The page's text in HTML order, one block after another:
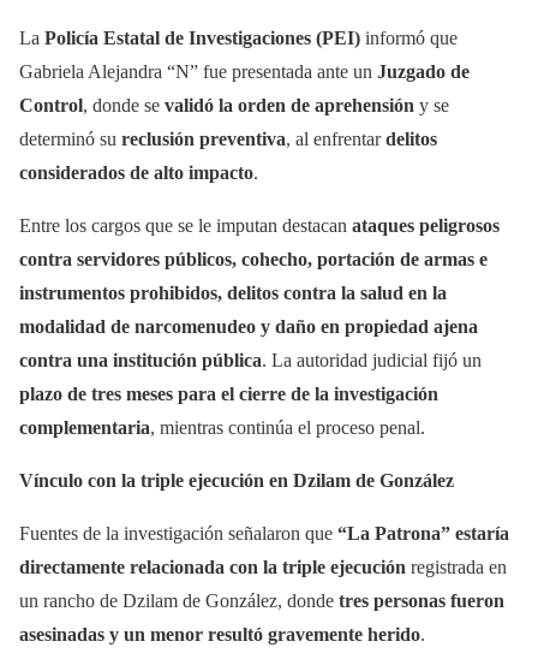
La Policía Estatal de Investigaciones (PEI) informó que
Gabriela Alejandra “N” fue presentada ante un Juzgado de
Control, donde se validó la orden de aprehensión y se
determinó su reclusión preventiva, al enfrentardelitos
considerados de alto impacto.
Entre los cargos que se le imputan destacan ataques peligrosos
contra servidores públicos, cohecho, portación de armas e
instrumentos prohibidos, delitos contra la salud en la
modalidad de narcomenudeo y daño en propiedad ajena
contra una institución pública. La autoridad judicial fijó un
plazo de tres meses para el cierre de la investigación
complementaria, mientras continúa el proceso penal.
Vínculo con la triple ejecución en Dzilam de González
Fuentes de la investigación señalaron que “La Patrona” estaría
directamente relacionada con la triple ejecución registrada en
un rancho de Dzilam de González, donde tres personas fueron
asesinadas y un menor resultó gravemente herido.